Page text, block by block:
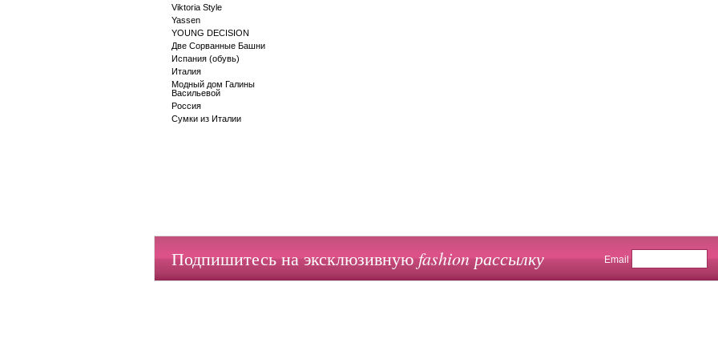
Viktoria Style
Yassen
YOUNG DECISION
Две Сорванные Башни
Испания (обувь)
Италия
Модный дом Галины
Васильевой
Россия
Сумки из Италии
Подпишитесь на эксклюзивнуюfashion рассылку Email